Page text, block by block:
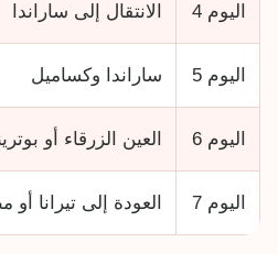
اليوم 4 الانتقال إلى ساراندا
اليوم 5 ساراندا وكساميل
اليوم 6 العين الزرقاء أو
اليوم 7 العودة إلى تيرانا أو